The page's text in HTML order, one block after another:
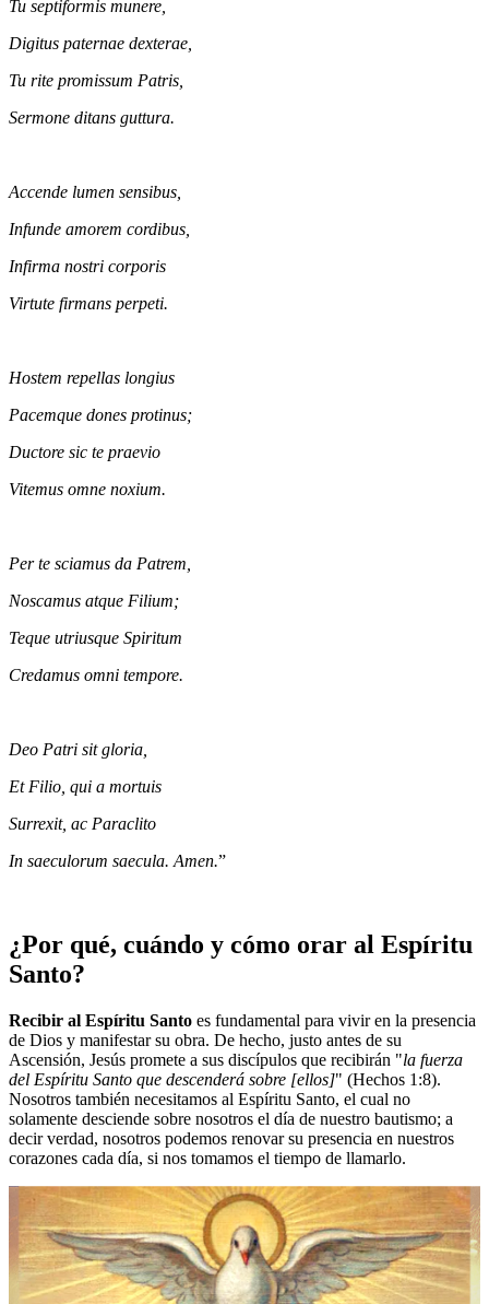
Tu septiformis munere,
Digitus paternae dexterae,
Tu rite promissum Patris,
Sermone ditans guttura.
Accende lumen sensibus,
Infunde amorem cordibus,
Infirma nostri corporis
Virtute firmans perpeti.
Hostem repellas longius
Pacemque dones protinus;
Ductore sic te praevio
Vitemus omne noxium.
Per te sciamus da Patrem,
Noscamus atque Filium;
Teque utriusque Spiritum
Credamus omni tempore.
Deo Patri sit gloria,
Et Filio, qui a mortuis
Surrexit, ac Paraclito
In saeculorum saecula. Amen.”
¿Por qué, cuándo y cómo orar al Espíritu
Santo?
Recibir al Espíritu Santo es fundamental para vivir en la presencia
de Dios y manifestar su obra. De hecho, justo antes de su
Ascensión, Jesús promete a sus discípulos que recibirán "la fuerza
del Espíritu Santo que descenderá sobre [ellos]" (Hechos 1:8).
Nosotros también necesitamos al Espíritu Santo, el cual no
solamente desciende sobre nosotros el día de nuestro bautismo; a
decir verdad, nosotros podemos renovar su presencia en nuestros
corazones cada día, si nos tomamos el tiempo de llamarlo.